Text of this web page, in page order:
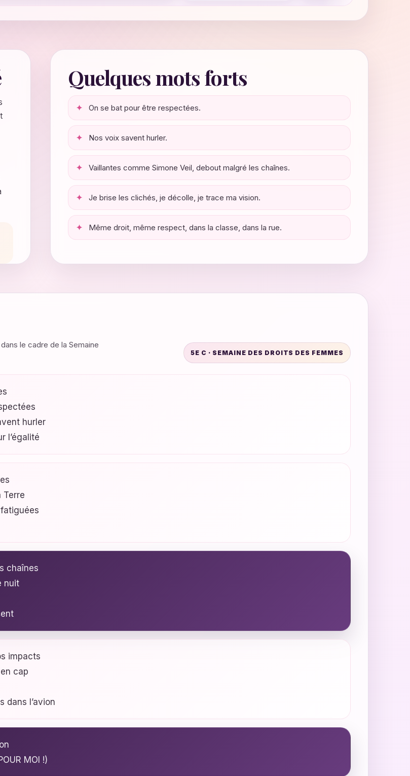
Quelques mots forts
On se bat pour être respectées.
Nos voix savent hurler.
Vaillantes comme Simone Veil, debout malgré les chaînes.
Je brise les clichés, je décolle, je trace ma vision.
Même droit, même respect, dans la classe, dans la rue.
le cadre de la Semaine
5E C · SEMAINE DES DROITS DES FEMMES
hurler
l’égalité
Terre
chaînes
nuit
impacts
cap
dans l’avion
MOI !)